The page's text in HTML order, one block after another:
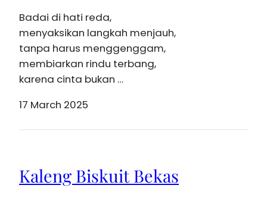
Badai di hati reda,
menyaksikan langkah menjauh,
tanpa harus menggenggam,
membiarkan rindu terbang,
karena cinta bukan …
17 March 2025
Kaleng Biskuit Bekas